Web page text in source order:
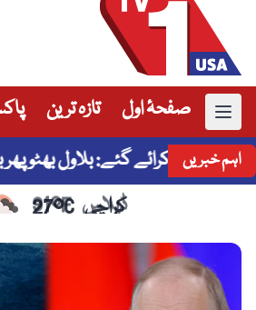
صفحۂ اول تازہ ترین
اہم خبریںکرائے گئے: بلاول بھٹو پھر
کراچی 27°C